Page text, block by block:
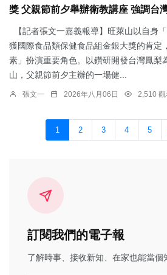
獎 父親節前夕舉辦衛教講座 強調台
【記者張文一嘉義報導】旺萊山以自身
獲國際食品類保健食品組金銀大獎的肯定
素」扮演重要角色。以鑽研開發台灣鳳梨
山，父親節前夕主辦的一場健...
張文一 2026年八月06日 2,510 觀
1 2 3 4 5
訂閱我們的電子報
了解時事、接收新知、在家也能當個